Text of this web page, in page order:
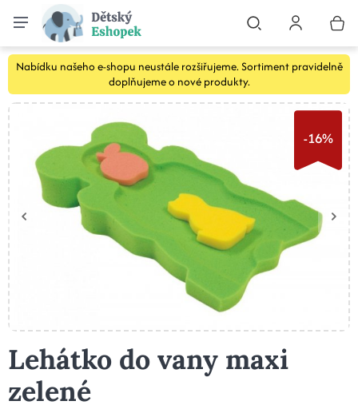
Nabídku našeho e-shopu neustále rozšiřujeme. Sortiment pravidelně
doplňujeme o nové produkty.
-16%
Lehátko do vany maxi
zelené